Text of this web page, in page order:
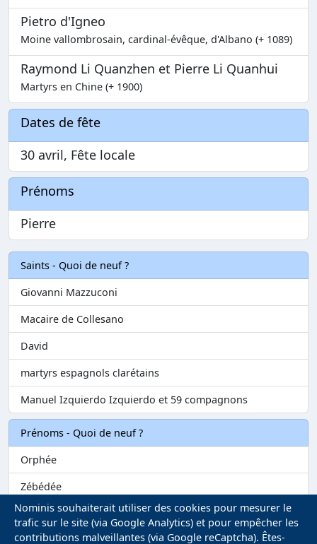
Pietro d'Igneo
Moine vallombrosain, cardinal-évêque, d'Albano (+ 1089)
Raymond Li Quanzhen et Pierre Li Quanhui
Martyrs en Chine (+ 1900)
Dates de fête
30 avril, Fête locale
Prénoms
Pierre
Saints - Quoi de neuf ?
Giovanni Mazzuconi
Macaire de Collesano
David
martyrs espagnols clarétains
Manuel Izquierdo Izquierdo et 59 compagnons
Prénoms - Quoi de neuf ?
Orphée
Zébédée
Melvil
Matilin
Nominis souhaiterait utiliser des cookies pour mesurer le
trafic sur le site (via Google Analytics) et pour empêcher les
contributions malveillantes (via Google reCaptcha). Êtes-